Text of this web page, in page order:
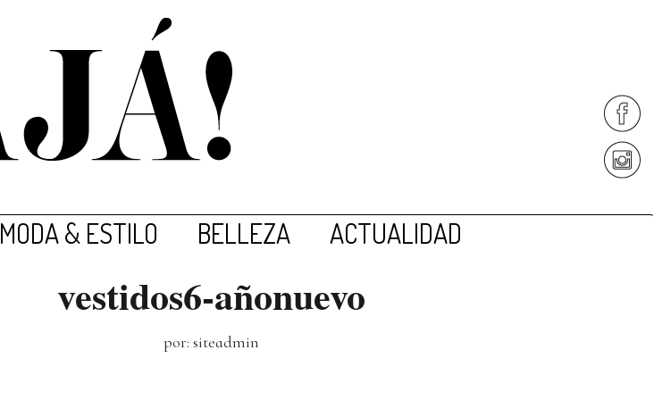
MODA & ESTILO BELLEZA ACTUALIDAD
vestidos6-añonuevo
por: siteadmin